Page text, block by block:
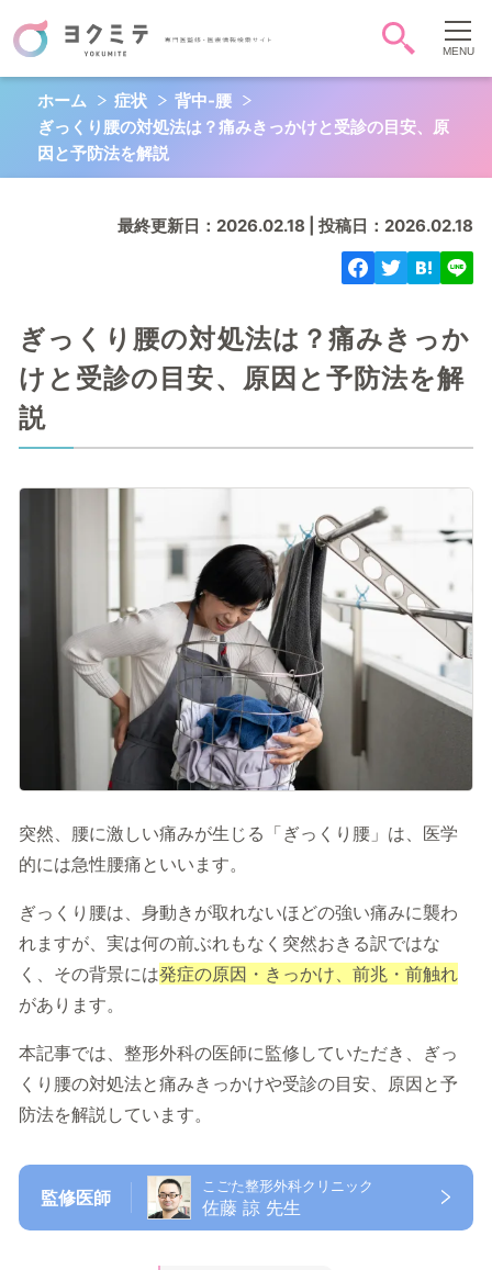
症状・病気から調べる
頭-顔-首
全身 心
キーワード検索
症状に関する記事
病気に関する記事
監修医師一覧
開院情報一覧
運営会社／会社概要
プライバシーポリシー
サイトポリシー
ホーム 症状
背中-腰
ぎっくり腰の対処法は？痛みきっかけと受診の目安、原
因と予防法を解説
最終更新日：2026.02.18 | 投稿日：2026.02.18
ぎっくり腰の対処法は？痛みきっか
けと受診の目安、原因と予防法を解
説
突然、腰に激しい痛みが生じる「ぎっくり腰」は、医学
的には急性腰痛といいます。
ぎっくり腰は、身動きが取れないほどの強い痛みに襲わ
れますが、実は何の前ぶれもなく突然おきる訳ではな
く、その背景には発症の原因・きっかけ、前兆・前触れ
があります。
本記事では、整形外科の医師に監修していただき、ぎっ
くり腰の対処法と痛みきっかけや受診の目安、原因と予
防法を解説しています。
監修医師
こごた整形外科クリニック
佐藤 諒 先生